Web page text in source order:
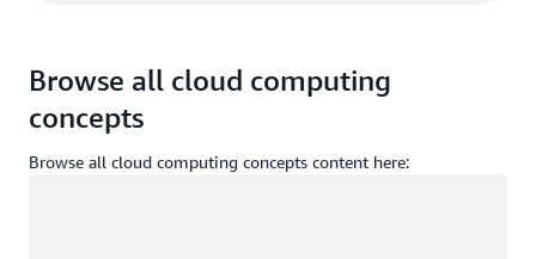
Browse all cloud computing
concepts
Browse all cloud computing concepts content here: